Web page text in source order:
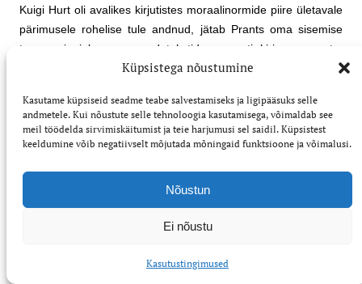
Küpsistega nõustumine
Kasutame küpsiseid seadme teabe salvestamiseks ja ligipääsuks selle
andmetele. Kui nõustute selle tehnoloogia kasutamisega, võimaldab see
meil töödelda sirvimiskäitumist ja teie harjumusi sel saidil. Küpsistest
keeldumine võib negatiivselt mõjutada mõningaid funktsioone ja võimalusi.
Nõustun
Ei nõustu
Kasutustingimused
Kuigi Hurt oli avalikes kirjutistes moraalinormide piire ületavale
pärimusele rohelise tule andnud, jätab Prants oma sisemise
tsensuuri ajel seesugused tekstid enamasti kirja panemata:
„Kuid mõned üsna hullropud laulud ja jutud jätsin küll
wõin ju edaspidi saata” (EKM EKLA, f 43, m 17:51, l 2/3p,
25. XI 1887). Mõne üksiku teksti on ta siiski Hurdale saatnud
märkusega: „Tõisend. On küll üsna ropp, aga olgu see mitme
Veel mälestusteski tegi Prants oma valikutest juttu. Siit nähtub,
neisse oli tunginud õige palju täisvenelist ainest, mis